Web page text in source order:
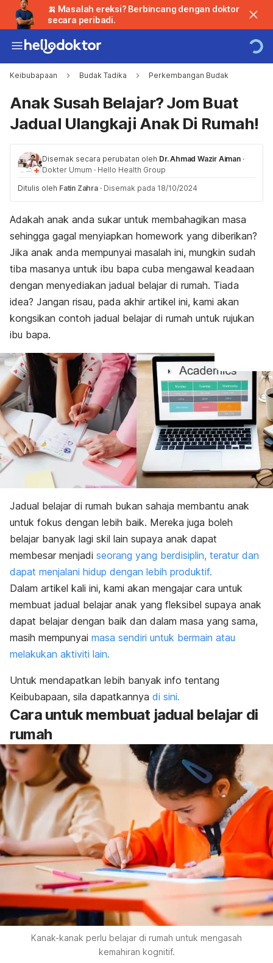
🍌 Masalah ereksi? Berbincang dengan doktor
secara peribadi.
Keibubapaan Budak Tadika Perkembangan Budak
Anak Susah Belajar? Jom Buat
Jadual Ulangkaji Anak Di Rumah!
Disemak secara perubatan oleh Dr. Ahmad Wazir Aiman ·
Dokter Umum · Hello Health Group
Ditulis oleh Fatin Zahra · Disemak pada 18/10/2024
Adakah anak anda sukar untuk membahagikan masa
sehingga gagal menyiapkan homework yang diberikan?
Jika anak anda mempunyai masalah ini, mungkin sudah
tiba masanya untuk ibu bapa cuba mengawal keadaan
dengan menyediakan jadual belajar di rumah. Tiada
idea? Jangan risau, pada akhir artikel ini, kami akan
kongsikan contoh jadual belajar di rumah untuk rujukan
ibu bapa.
Jadual belajar di rumah bukan sahaja membantu anak
untuk fokus dengan lebih baik. Mereka juga boleh
belajar banyak lagi skil lain supaya anak dapat
membesar menjadi seorang yang berdisiplin, teratur dan
dapat menjalani hidup dengan lebih produktif.
Dalam artikel kali ini, kami akan mengajar cara untuk
membuat jadual belajar anak yang fleksibel supaya anak
dapat belajar dengan baik dan dalam masa yang sama,
masih mempunyai masa sendiri untuk bermain atau
melakukan aktiviti lain.
Untuk mendapatkan lebih banyak info tentang
Keibubapaan, sila dapatkannya di sini.
Cara untuk membuat jadual belajar di
rumah
Kanak-kanak perlu belajar di rumah untuk mengasah
kemahiran kognitif.